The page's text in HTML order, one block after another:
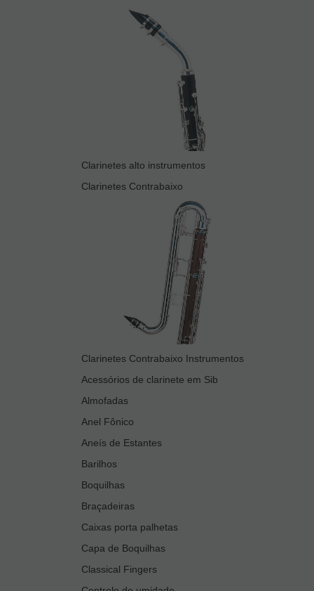
Clarinetes alto instrumentos
Clarinetes Contrabaixo
Clarinetes Contrabaixo Instrumentos
Acessórios de clarinete em Sib
Almofadas
Anel Fônico
Aneís de Estantes
Barilhos
Boquilhas
Braçadeiras
Caixas porta palhetas
Capa de Boquilhas
Classical Fingers